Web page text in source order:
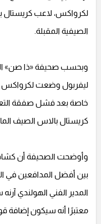
لكرواكس، لاعب كريستال
الصيفية المقبلة.
وبحسب صحيفة «ذا صن»
ليفربول وضعت لكرواكس
خاصة بعد فشل صفقة
كريستال بالاس الصيف
وأوضحت الصحيفة أن
بين أفضل المدافعين في
المدير الفني الهولندي
معتبرًا أنه سيكون إضافة